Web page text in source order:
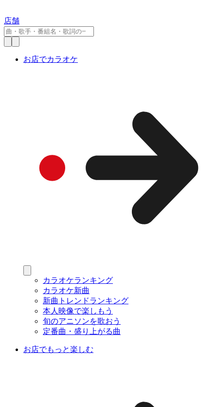
店舗
お店でカラオケ
カラオケランキング
カラオケ新曲
新曲トレンドランキング
本人映像で楽しもう
旬のアニソンを歌おう
定番曲・盛り上がる曲
お店でもっと楽しむ